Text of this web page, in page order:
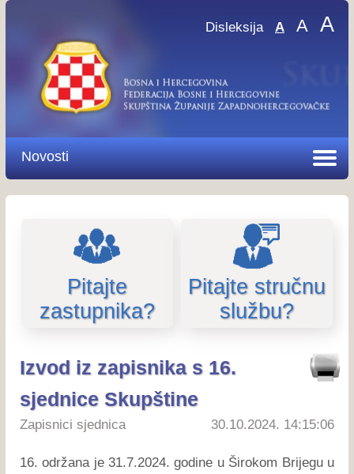
Disleksija A A A
Novosti
Pitajte
zastupnika?
Pitajte stručnu
službu?
Izvod iz zapisnika s 16.
sjednice Skupštine
Zapisnici sjednica 30.10.2024. 14:15:06
16. održana je 31.7.2024. godine u Širokom Brijegu u